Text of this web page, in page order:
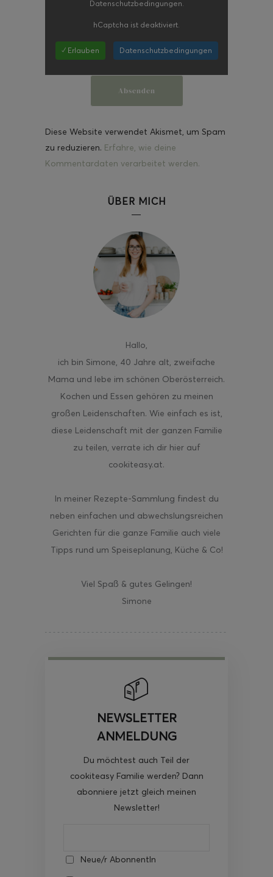
Datenschutzbedingungen.
hCaptcha ist deaktiviert.
✓ Erlauben Datenschutzbedingungen
Diese Website verwendet Akismet, um Spam
zu reduzieren. Erfahre, wie deine
Kommentardaten verarbeitet werden.
ÜBER MICH
Hallo,
ich bin Simone, 40 Jahre alt, zweifache
Mama und lebe im schönen Oberösterreich.
Kochen und Essen gehören zu meinen
großen Leidenschaften. Wie einfach es ist,
diese Leidenschaft mit der ganzen Familie
zu teilen, verrate ich dir hier auf
cookiteasy.at.
In meiner Rezepte-Sammlung findest du
neben einfachen und abwechslungsreichen
Gerichten für die ganze Familie auch viele
Tipps rund um Speiseplanung, Küche & Co!
Viel Spaß & gutes Gelingen!
Simone
NEWSLETTER
ANMELDUNG
Du möchtest auch Teil der
cookiteasy Familie werden? Dann
abonniere jetzt gleich meinen
Newsletter!
Neue/r AbonnentIn